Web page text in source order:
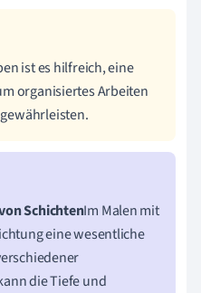
ist es hilfreich, eine
organisiertes Arbeiten
SchichtenIm Malen mit
eine wesentliche
die Tiefe und